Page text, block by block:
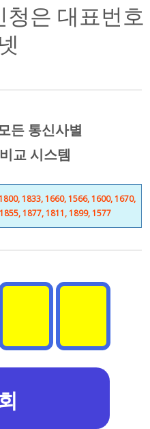
은 대표번호
든 통신사별
교 시스템
1833, 1660, 1566, 1600, 1670,
1877, 1811, 1899, 1577